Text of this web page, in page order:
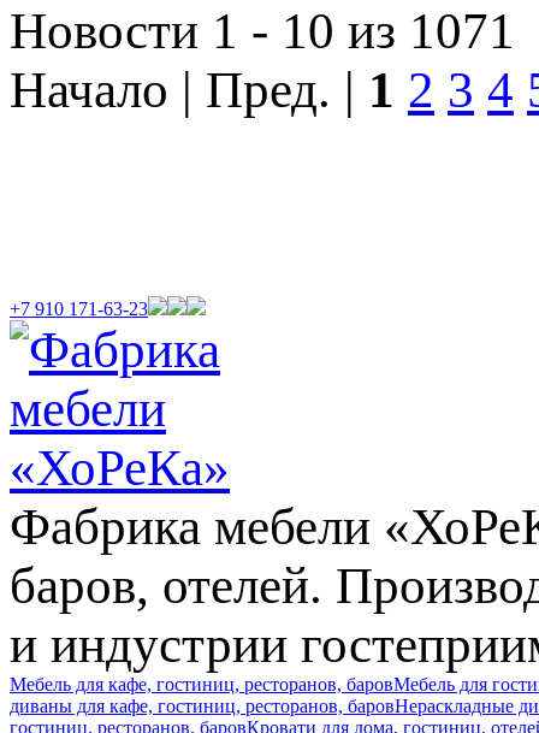
Новости 1 - 10 из 1071
Начало | Пред. | 1 2 3 4
+7 910 171-63-23
Фабрика мебели
баров, отелей.
и индустрии
Мебель для кафе, гостиниц, ресторанов, баровМебель для
диваны для кафе, гостиниц, ресторанов, баровНераскладные
гостиниц, ресторанов, баровКровати для дома, гостиниц,